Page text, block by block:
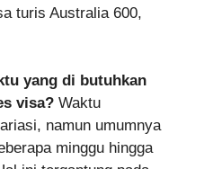
turis Australia 600,
yang di butuhkan
visa? Waktu
namun umumnya
minggu hingga